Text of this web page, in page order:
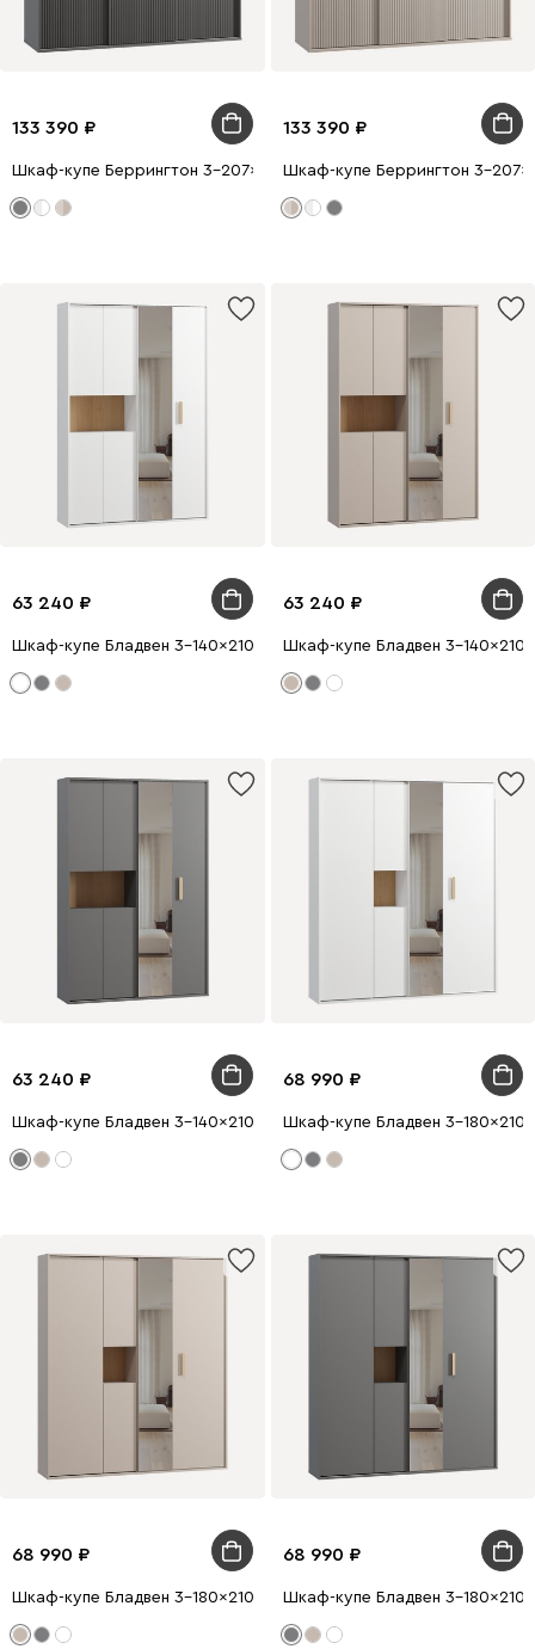
133 390
Шкаф-купе Беррингтон 3-207x210 Графитовый
133 390
Шкаф-купе Беррингтон 3-
63 240
Шкаф-купе Бладвен 3-140x210 Белый
63 240
Шкаф-купе Бладвен 3-140x210
63 240
Шкаф-купе Бладвен 3-140x210 Графитовый
68 990
Шкаф-купе Бладвен 3-180x210
68 990
Шкаф-купе Бладвен 3-180x210 Латте
68 990
Шкаф-купе Бладвен 3-180x210